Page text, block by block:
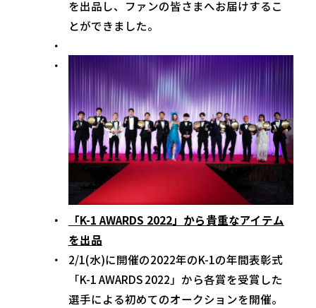
を出品し、ファンの皆さまへお届けするこ
とができました。
「K-1 AWARDS 2022」から貴重なアイテム
を出品
2/1(水)に開催の2022年のK-1の年間表彰式
「K-1 AWARDS 2022」から各賞を受賞した
選手による初めてのオークションを開催。